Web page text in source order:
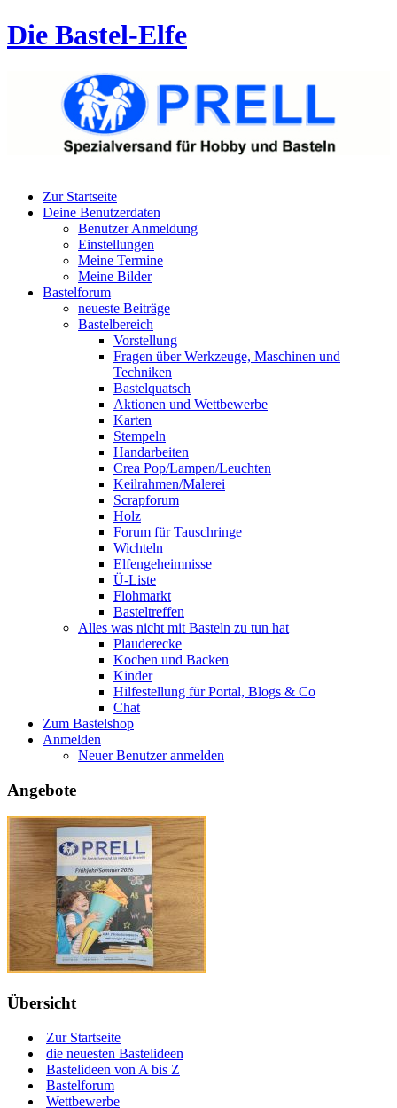
Die Bastel-Elfe
Zur Startseite
Deine Benutzerdaten
Benutzer Anmeldung
Einstellungen
Meine Termine
Meine Bilder
Bastelforum
neueste Beiträge
Bastelbereich
Vorstellung
Fragen über Werkzeuge, Maschinen und
Techniken
Bastelquatsch
Aktionen und Wettbewerbe
Karten
Stempeln
Handarbeiten
Crea Pop/Lampen/Leuchten
Keilrahmen/Malerei
Scrapforum
Holz
Forum für Tauschringe
Wichteln
Elfengeheimnisse
Ü-Liste
Flohmarkt
Basteltreffen
Alles was nicht mit Basteln zu tun hat
Plauderecke
Kochen und Backen
Kinder
Hilfestellung für Portal, Blogs & Co
Chat
Zum Bastelshop
Anmelden
Neuer Benutzer anmelden
Angebote
Übersicht
Zur Startseite
die neuesten Bastelideen
Bastelideen von A bis Z
Bastelforum
Wettbewerbe